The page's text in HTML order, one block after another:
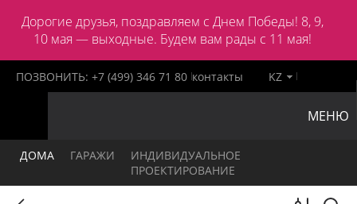
Дорогие друзья, поздравляем с Днем Победы! 8, 9,
10 мая — выходные. Будем вам рады с 11 мая!
ПОЗВОНИТЬ: +7 (499) 346 71 80 контакты KZ
МЕНЮ
ДОМА ГАРАЖИ
ИНДИВИДУАЛЬНОЕ
ПРОЕКТИРОВАНИЕ